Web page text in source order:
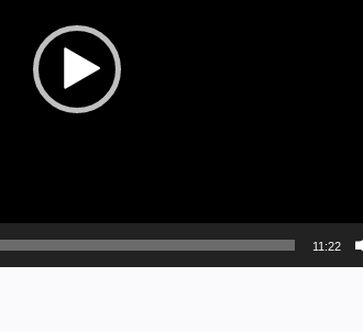
11:22